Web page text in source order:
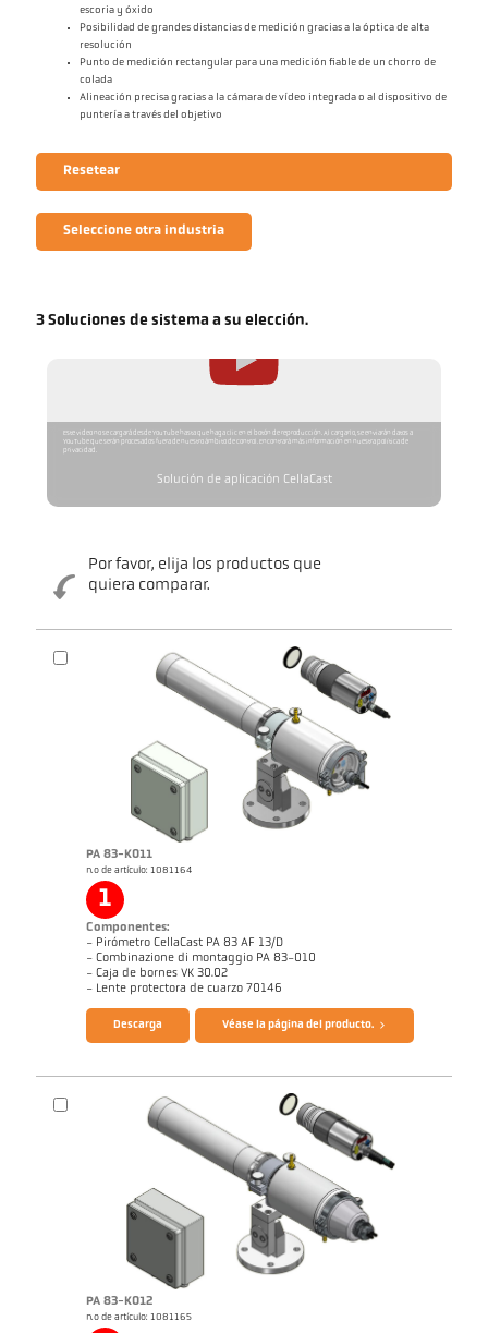
escoria y óxido
Posibilidad de grandes distancias de medición gracias a la óptica de alta
resolución
Punto de medición rectangular para una medición fiable de un chorro de
colada
Alineación precisa gracias a la cámara de vídeo integrada o al dispositivo de
puntería a través del objetivo
Resetear
Seleccione otra industria
3 Soluciones de sistema a su elección.
Este video no se cargará desde YouTube hasta que haga clic en el botón de reproducción. Al cargarlo, se enviarán datos a
YouTube que serán procesados fuera de nuestro ámbito de control. Encontrará más información en nuestra política de
privacidad.
Solución de aplicación CellaCast
Por favor, elija los productos que
quiera comparar.
PA 83-K011
n.o de artículo: 1081164
1
Componentes:
- Pirómetro CellaCast PA 83 AF 13/D
- Combinazione di montaggio PA 83-010
- Caja de bornes VK 30.02
- Lente protectora de cuarzo 70146
Cuestionario CellaCast
Informe de aplicación CellaCast Informe técnico Casting
Descarga Véase la página del producto.
PA 83-K012
n.o de artículo: 1081165
Cuestionario CellaCast